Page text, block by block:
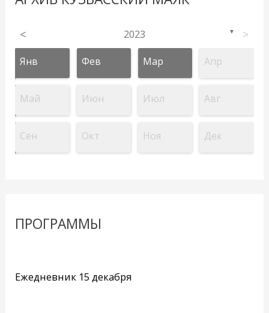
< 2023 ▼ >
Янв Фев Мар Апр
Май Июн Июл Авг
Сен Окт Ноя Дек
ПРОГРАММЫ
Ежедневник 15 декабря